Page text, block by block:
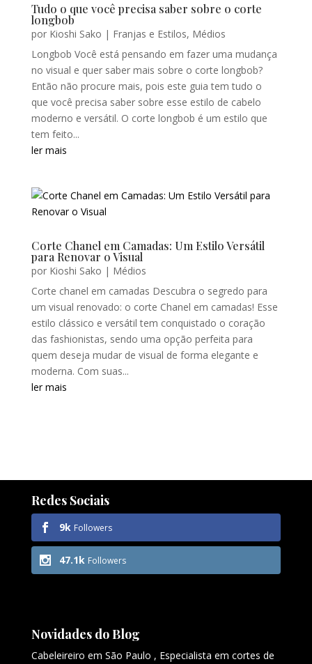
Tudo o que você precisa saber sobre o corte
longbob
por Kioshi Sako | Franjas e Estilos, Médios
Longbob Você está pensando em fazer uma mudança
no visual e quer saber mais sobre o corte longbob?
Então não procure mais, pois este guia tem tudo o
que você precisa saber sobre esse estilo de cabelo
moderno e versátil. O corte longbob é um estilo que
tem feito...
ler mais
Corte Chanel em Camadas: Um Estilo Versátil
para Renovar o Visual
por Kioshi Sako | Médios
Corte chanel em camadas Descubra o segredo para
um visual renovado: o corte Chanel em camadas! Esse
estilo clássico e versátil tem conquistado o coração
das fashionistas, sendo uma opção perfeita para
quem deseja mudar de visual de forma elegante e
moderna. Com suas...
ler mais
Redes Sociais
9k Followers
47.1k Followers
Novidades do Blog
Cabeleireiro em São Paulo , Especialista em cortes de